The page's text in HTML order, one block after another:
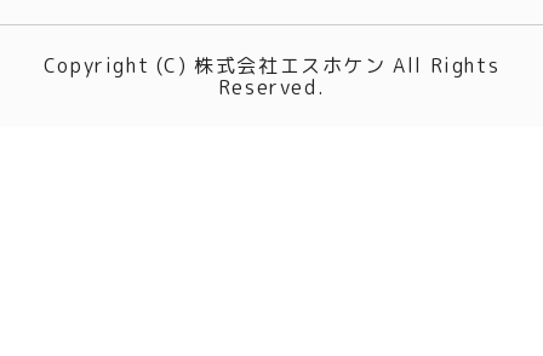
Copyright (C) 株式会社エスホケン All Rights
Reserved.